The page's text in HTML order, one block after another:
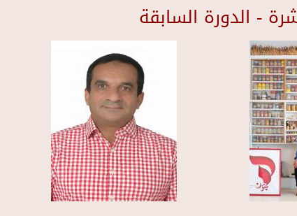
- الدورة السابقة